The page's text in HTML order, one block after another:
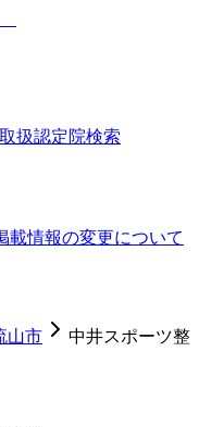
扱認定院検索
載情報の変更について
山市
中井スポーツ整